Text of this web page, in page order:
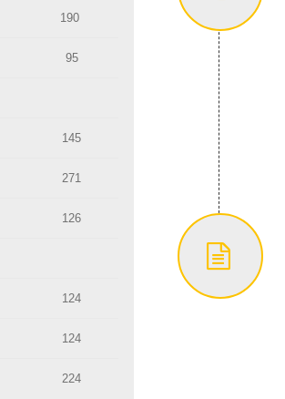
190
95
145
271
126
124
124
224